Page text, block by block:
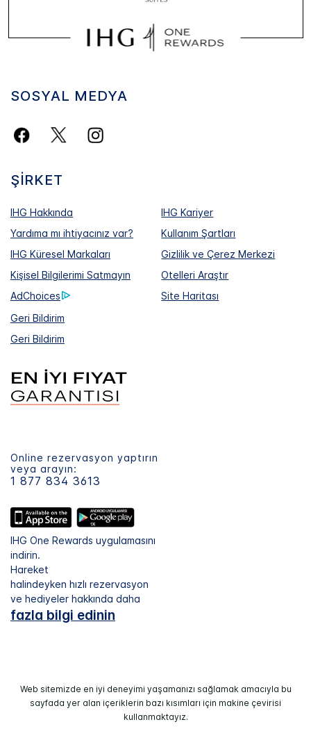
SOSYAL MEDYA
ŞIRKET
IHG Hakkında
IHG Kariyer
Yardıma mı ihtiyacınız var?
Kullanım Şartları
IHG Küresel Markaları
Gizlilik ve Çerez Merkezi
Kişisel Bilgilerimi Satmayın
Otelleri Araştır
AdChoices
Site Haritası
Geri Bildirim
Geri Bildirim
Online rezervasyon yaptırın
veya arayın:
1 877 834 3613
IHG One Rewards uygulamasını
indirin.
Hareket
halindeyken hızlı rezervasyon
ve hediyeler hakkında daha
fazla bilgi edinin
Web sitemizde en iyi deneyimi yaşamanızı sağlamak amacıyla bu
sayfada yer alan içeriklerin bazı kısımları için makine çevirisi
kullanmaktayız.